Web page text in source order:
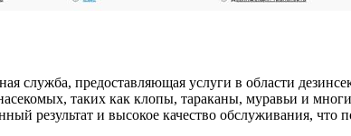
служба, предоставляющая услуги в области
таких как клопы, тараканы, муравьи и
результат и высокое качество обслуживания, что